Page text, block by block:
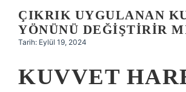
Hakkımızda
ÇIKRIK UYGULANAN
YÖNÜNÜ DEĞIŞTIRIR
Tarih: Eylül 19, 2024
KUVVET